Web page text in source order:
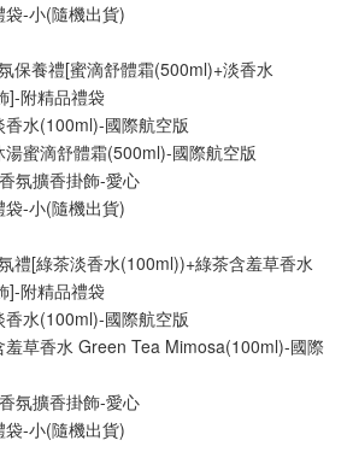
-小(隨機出貨)
保養禮[蜜滴舒體霜(500ml)+淡香水
]-附精品禮袋
水(100ml)-國際航空版
蜜滴舒體霜(500ml)-國際航空版
氛擴香掛飾-愛心
-小(隨機出貨)
禮[綠茶淡香水(100ml))+綠茶含羞草香水
]-附精品禮袋
水(100ml)-國際航空版
草香水 Green Tea Mimosa(100ml)-國際
氛擴香掛飾-愛心
-小(隨機出貨)